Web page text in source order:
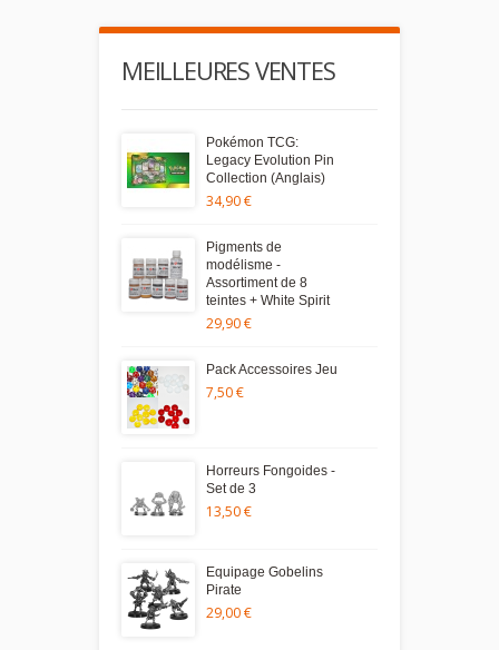
MEILLEURES VENTES
Pokémon TCG:
Legacy Evolution Pin
Collection (Anglais)
34,90 €
Pigments de
modélisme -
Assortiment de 8
teintes + White Spirit
29,90 €
Pack Accessoires Jeu
7,50 €
Horreurs Fongoides -
Set de 3
13,50 €
Equipage Gobelins
Pirate
29,00 €